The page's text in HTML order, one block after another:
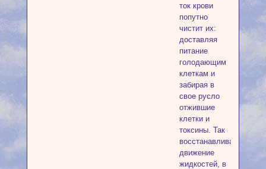
ток крови
попутно
чистит их:
доставляя
питание
голодающим
клеткам и
забирая в
свое русло
отжившие
клетки и
токсины. Так
восстанавливается
движение
жидкостей, в